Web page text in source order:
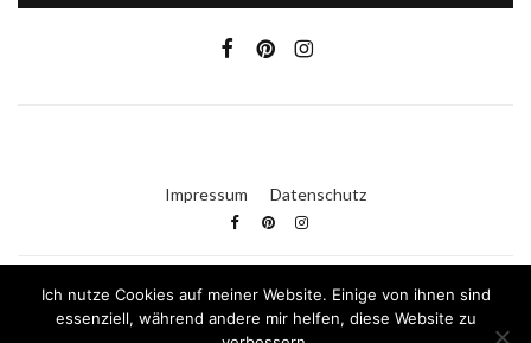
Impressum Datenschutz
Kleid & Kuchen
Ich nutze Cookies auf meiner Website. Einige von ihnen sind
essenziell, während andere mir helfen, diese Website zu